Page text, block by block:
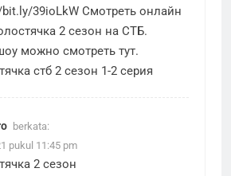
39ioLkW Смотреть онлайн
2 сезон на СТБ.
можно смотреть тут.
стб 2 сезон 1-2 серия
berkata:
pukul 11:45 pm
2 сезон